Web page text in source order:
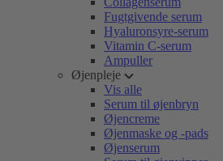
Fugtgivende serum
Hyaluronsyre-serum
Vitamin C-serum
Ampuller
Øjenpleje
Vis alle
Serum til øjenbryn
Øjencreme
Øjenmaske og -pads
Øjenserum